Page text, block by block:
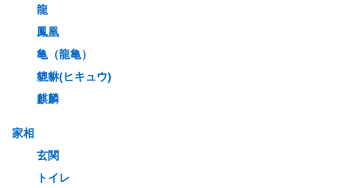
龍
鳳凰
亀（龍亀）
貔貅(ヒキュウ)
麒麟
家相
玄関
トイレ